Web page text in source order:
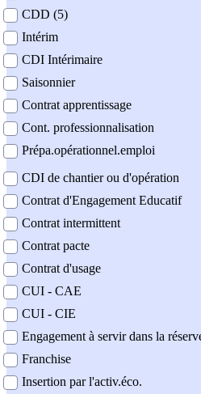
CDD (5)
Intérim
CDI Intérimaire
Saisonnier
Contrat apprentissage
Cont. professionnalisation
Prépa.opérationnel.emploi
CDI de chantier ou d'opération
Contrat d'Engagement Educatif
Contrat intermittent
Contrat pacte
Contrat d'usage
CUI - CAE
CUI - CIE
Engagement à servir dans la
Franchise
Insertion par l'activ.éco.